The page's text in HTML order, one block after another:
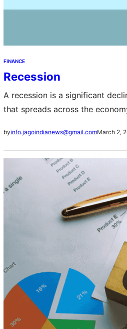
FINANCE
Recession
A recession is a significant
that spreads across the
unemployment, reduced
byinfo.jagoindianews@gmail.comMarch 2,